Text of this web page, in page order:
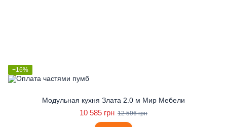
−16%
Модульная кухня Злата 2.0 м Мир Мебели
10 585 грн 12 596 грн